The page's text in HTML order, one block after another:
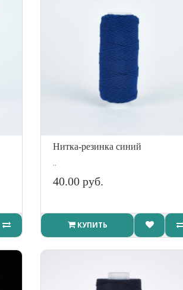
Нитка-резинка синий
..
40.00 руб.
КУПИТЬ